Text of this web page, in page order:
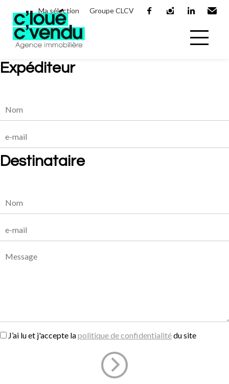
Ma sélection Groupe CLCV
Expéditeur
Destinataire
J’ai lu et j'accepte lapolitique de confidentialitédu site